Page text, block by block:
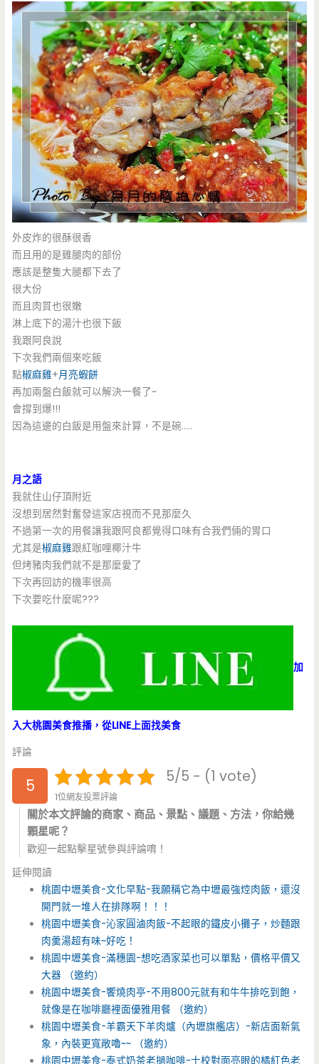
外皮炸的很酥很香
而且用的是雞腿肉的部份
應該是整隻大腿都下去了
很大份
而且肉質也很嫩
淋上底下的湯汁也很下飯
我跟阿良說
下次我們兩個來吃飯
點椒麻雞+月亮蝦餅
再加兩盤白飯就可以解決一餐了~
會撐到爆!!!
因為這邊的白飯是用盤來計算，不是碗…..
月之語
我就住山仔頂附近
沒想到居然對奮發這家店視而不見那麼久
不過第一次的用餐讓我跟阿良都覺得口味有合我們倆的胃口
尤其是椒麻雞跟紅咖哩椰汁牛
但烤豬肉我們就不是那麼愛了
下次再回訪的機率很高
下次要吃什麼呢???
加
入大桃園美食推播，從LINE上面找美食
評論
5 5/5 - (1 vote)
1位網友投票評論
關於本文評論的商家、商品、景點、議題、方法，你給幾
顆星呢？
歡迎一起點擊星號參與評論唷！
延伸閱讀
桃園中壢美食-文化早點-我願稱它為中壢最強焢肉飯，還沒
開門就一堆人在排隊啊！！！
桃園中壢美食-沁家圓滷肉飯-不起眼的鐵皮小攤子，炒麵跟
肉羹湯超有味~好吃！
桃園中壢美食-滿穗園-想吃酒家菜也可以單點，價格平價又
大器 （邀約）
桃園中壢美食-饗燒肉亭-不用800元就有和牛牛排吃到飽，
就像是在咖啡廳裡面優雅用餐 （邀約）
桃園中壢美食-羊霸天下羊肉爐（內壢旗艦店）-新店面新氣
象，內裝更寬敞嚕~~ （邀約）
桃園中壢美食-泰式奶茶老撾咖啡-士校對面亮眼的橘紅色老